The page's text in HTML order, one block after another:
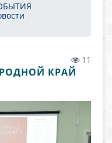
11
РОДНОЙ КРАЙ